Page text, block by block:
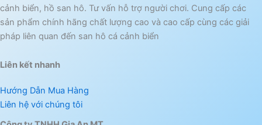
cảnh biển, hồ san hô. Tư vấn hỗ trợ người chơi. Cung cấp các
sản phẩm chính hãng chất lượng cao và cao cấp cùng các giải
pháp liên quan đến san hô cá cảnh biển
Liên kết nhanh
Hướng Dẫn Mua Hàng
Liên hệ với chúng tôi